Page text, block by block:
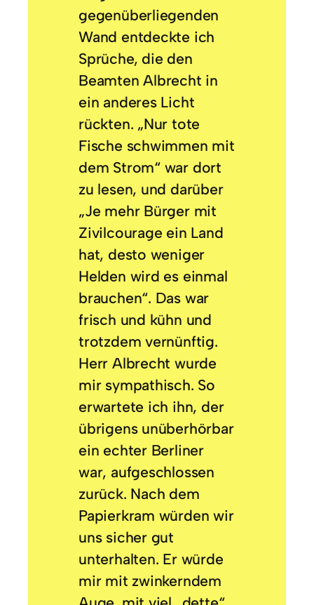
gegenüberliegenden
Wand entdeckte ich
Sprüche, die den
Beamten Albrecht in
ein anderes Licht
rückten. „Nur tote
Fische schwimmen mit
dem Strom“ war dort
zu lesen, und darüber
„Je mehr Bürger mit
Zivilcourage ein Land
hat, desto weniger
Helden wird es einmal
brauchen“. Das war
frisch und kühn und
trotzdem vernünftig.
Herr Albrecht wurde
mir sympathisch. So
erwartete ich ihn, der
übrigens unüberhörbar
ein echter Berliner
war, aufgeschlossen
zurück. Nach dem
Papierkram würden wir
uns sicher gut
unterhalten. Er würde
mir mit zwinkerndem